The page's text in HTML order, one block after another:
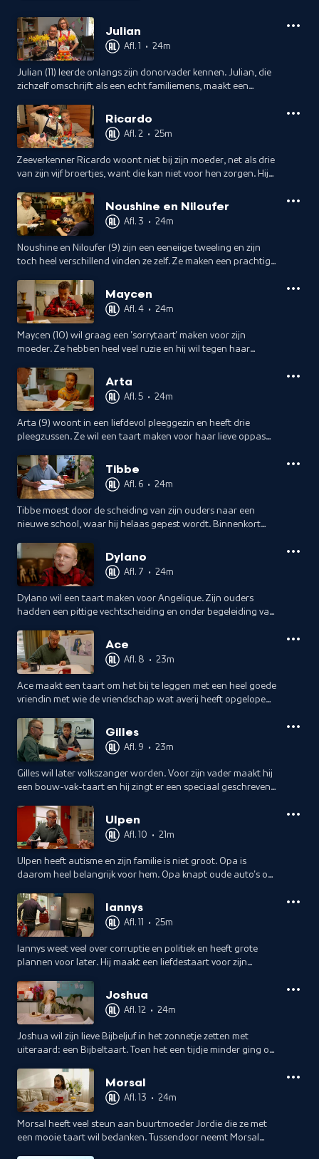
Julian
Afl. 1 • 24m
Julian (11) leerde onlangs zijn donorvader kennen. Julian, die
zichzelf omschrijft als een echt familiemens, maakt een
klaar staat.
Ricardo
Afl. 2 • 25m
Zeeverkenner Ricardo woont niet bij zijn moeder, net als drie
van zijn vijf broertjes, want die kan niet voor hen zorgen. Hij
Noushine en Niloufer
Afl. 3 • 24m
Noushine en Niloufer (9) zijn een eeneiige tweeling en zijn
toch heel verschillend vinden ze zelf. Ze maken een prachtige
pensioen gaat.
Maycen
Afl. 4 • 24m
Maycen (10) wil graag een 'sorrytaart' maken voor zijn
moeder. Ze hebben heel veel ruzie en hij wil tegen haar
Arta
Afl. 5 • 24m
Arta (9) woont in een liefdevol pleeggezin en heeft drie
pleegzussen. Ze wil een taart maken voor haar lieve oppas
over.
Tibbe
Afl. 6 • 24m
Tibbe moest door de scheiding van zijn ouders naar een
nieuwe school, waar hij helaas gepest wordt. Binnenkort
Hij maakt een taart voor hen.
Dylano
Afl. 7 • 24m
Dylano wil een taart maken voor Angelique. Zijn ouders
hadden een pittige vechtscheiding en onder begeleiding van
Ace
Afl. 8 • 23m
Ace maakt een taart om het bij te leggen met een heel goede
vriendin met wie de vriendschap wat averij heeft opgelopen.
grotendeels jongen.
Gilles
Afl. 9 • 23m
Gilles wil later volkszanger worden. Voor zijn vader maakt hij
een bouw-vak-taart en hij zingt er een speciaal geschreven
uitbarst.
Ulpen
Afl. 10 • 21m
Ulpen heeft autisme en zijn familie is niet groot. Opa is
daarom heel belangrijk voor hem. Opa knapt oude auto's op,
Iannys
Afl. 11 • 25m
Iannys weet veel over corruptie en politiek en heeft grote
plannen voor later. Hij maakt een liefdestaart voor zijn
komen twee baby'tjes aan.
Joshua
Afl. 12 • 24m
Joshua wil zijn lieve Bijbeljuf in het zonnetje zetten met
uiteraard: een Bijbeltaart. Toen het een tijdje minder ging op
Morsal
Afl. 13 • 24m
Morsal heeft veel steun aan buurtmoeder Jordie die ze met
een mooie taart wil bedanken. Tussendoor neemt Morsal